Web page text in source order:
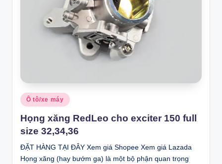
Posted
in
Ô tô/xe máy
Họng xăng RedLeo cho exciter 150 full
size 32,34,36
ĐẶT HÀNG TẠI ĐÂY Xem giá Shopee Xem giá Lazada
Họng xăng (hay bướm ga) là một bộ phận quan trọng